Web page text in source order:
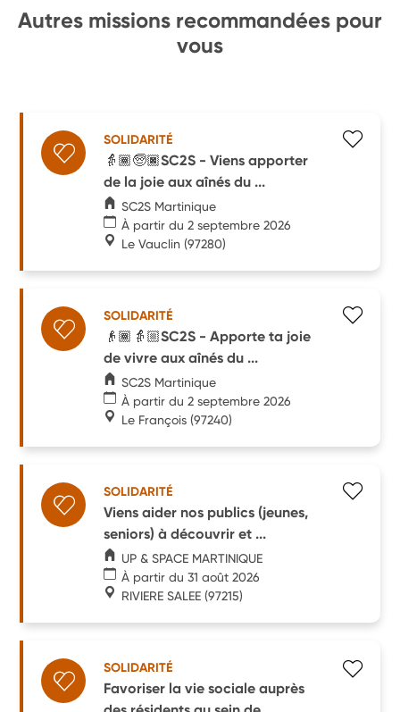
Autres missions recommandées pour
vous
SOLIDARITÉ
👵🏾🧓🏿SC2S - Viens apporter
de la joie aux aînés du ...
SC2S Martinique
À partir du 2 septembre 2026
Le Vauclin (97280)
SOLIDARITÉ
👴🏾👵🏼SC2S - Apporte ta joie
de vivre aux aînés du ...
SC2S Martinique
À partir du 2 septembre 2026
Le François (97240)
SOLIDARITÉ
Viens aider nos publics (jeunes,
seniors) à découvrir et ...
UP & SPACE MARTINIQUE
À partir du 31 août 2026
RIVIERE SALEE (97215)
SOLIDARITÉ
Favoriser la vie sociale auprès